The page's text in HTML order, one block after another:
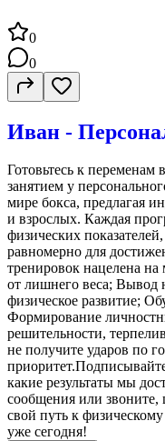
0
0
Иван -
Готовьтесь к
занятием у
мире бокса, предлагая
и взрослых. Каждая
физических
равномерно для
тренировок нацелена на
от лишнего веса;
физическое развитие;
Формирование
решительности,
не получите ударов по
какие результаты мы
сообщения или звоните,
свой путь к
уже сегодня!